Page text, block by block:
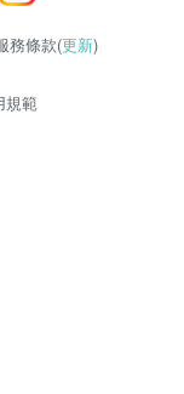
務條款(更新)
規範